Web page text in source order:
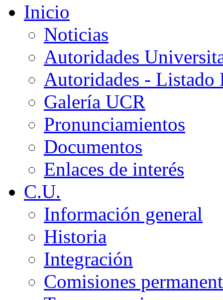
Inicio
Noticias
Autoridades
Autoridades - Listado
Galería UCR
Pronunciamientos
Documentos
Enlaces de interés
C.U.
Información general
Historia
Integración
Comisiones